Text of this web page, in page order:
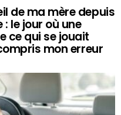
de ma mère depuis
le jour où une
ce qui se jouait
mon erreur